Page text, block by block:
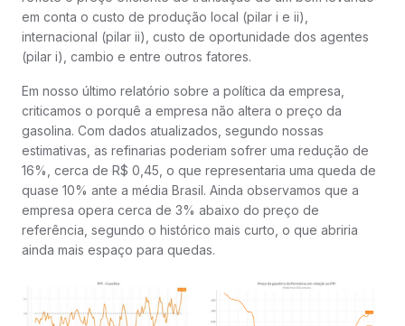
em conta o custo de produção local (pilar i e ii),
internacional (pilar ii), custo de oportunidade dos agentes
(pilar i), cambio e entre outros fatores.
Em nosso último relatório sobre a política da empresa,
criticamos o porquê a empresa não altera o preço da
gasolina. Com dados atualizados, segundo nossas
estimativas, as refinarias poderiam sofrer uma redução de
16%, cerca de R$ 0,45, o que representaria uma queda de
quase 10% ante a média Brasil. Ainda observamos que a
empresa opera cerca de 3% abaixo do preço de
referência, segundo o histórico mais curto, o que abriria
ainda mais espaço para quedas.